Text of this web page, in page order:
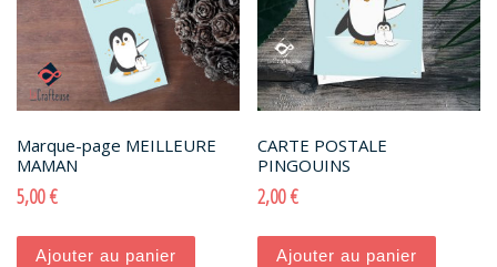
Marque-page MEILLEURE
MAMAN
5,00€
Ajouter au panier
CARTE POSTALE
PINGOUINS
2,00€
Ajouter au panier